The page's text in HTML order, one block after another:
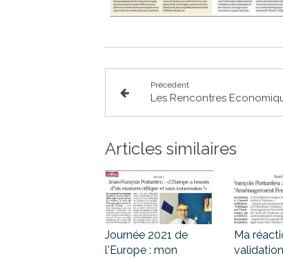
Précédent
Articles similaires
Journée 2021 de
l'Europe : mon
Ma